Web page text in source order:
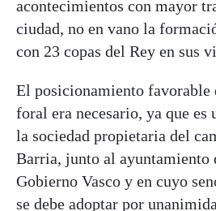
acontecimientos con mayor
ciudad, no en vano la
con 23 copas del Rey en sus
El posicionamiento
foral era necesario, ya que es
la sociedad propietaria del
Barria, junto al ayuntamiento
Gobierno Vasco y en cuyo
se debe adoptar por